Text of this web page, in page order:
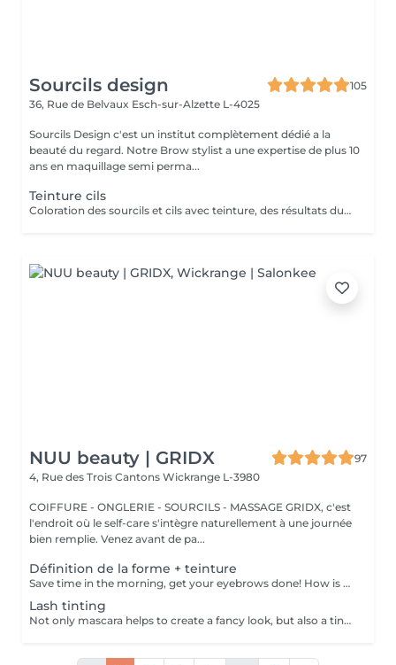
Sourcils design
105
36, Rue de Belvaux Esch-sur-Alzette L-4025
Sourcils Design c'est un institut complètement dédié a la
beauté du regard. Notre Brow stylist a une expertise de plus 10
ans en maquillage semi perma...
Teinture cils
Coloration des sourcils et cils avec teinture, des résultats durables, à l'épreuve de l'eau.
NUU beauty | GRIDX
97
4, Rue des Trois Cantons Wickrange L-3980
COIFFURE - ONGLERIE - SOURCILS - MASSAGE GRIDX, c'est
l'endroit où le self-care s'intègre naturellement à une journée
bien remplie. Venez avant de pa...
Définition de la forme + teinture
Save time in the morning, get your eyebrows done! How is the shape definition + tinting done? - consultation (to discuss perfect form and colour) - preparation (brows are washed and marked) - waxing (excess hair are removed with wax) - tweezing (excess hair are removed with tweezers) - tinting (paint or henna is applied) - excess paint is removed - antiseptic and cream are applied Age restrictions: recommended to do from 14 years. Post procedure recommendations: do not wash brows and do not put on makeup for 12 hours. Frequency: once in 3-4 weeks.
Lash tinting
Not only mascara helps to create a fancy look, but also a tinting of your lashes! How is the lash tinting done? - lashes are washed - eye cream is applied - the tape and patches are applied - tinting - the tape and patches are removed Age restrictions: recommended to do from 14 years. Post procedure recommendations: do not wet eyelashes 24 hours after the procedure. Frequency: once in 2-3 weeks.